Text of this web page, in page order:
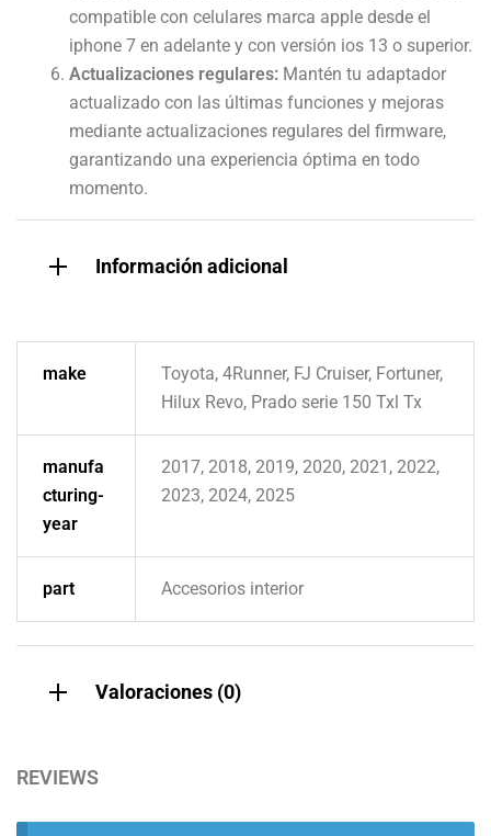
compatible con celulares marca apple desde el
iphone 7 en adelante y con versión ios 13 o superior.
Actualizaciones regulares: Mantén tu adaptador
actualizado con las últimas funciones y mejoras
mediante actualizaciones regulares del firmware,
garantizando una experiencia óptima en todo
momento.
Información adicional
make
Toyota, 4Runner, FJ Cruiser, Fortuner,
Hilux Revo, Prado serie 150 Txl Tx
manufa
cturing-
year
2017, 2018, 2019, 2020, 2021, 2022,
2023, 2024, 2025
part Accesorios interior
Valoraciones (0)
REVIEWS